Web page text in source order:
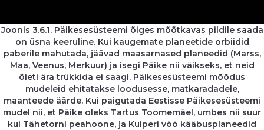
Joonis 3.6.1. Päikesesüsteemi õiges mõõtkavas pildile saada
on üsna keeruline. Kui kaugemate planeetide orbiidid
paberile mahutada, jäävad maasarnased planeedid (Marss,
Maa, Veenus, Merkuur) ja isegi Päike nii väikseks, et neid
õieti ära trükkida ei saagi. Päikesesüsteemi mõõdus
mudeleid ehitatakse loodusesse, matkaradadele,
maanteede äärde. Kui paigutada Eestisse Päikesesüsteemi
mudel nii, et Päike oleks Tartus Toomemäel, umbes nii suur
kui Tähetorni peahoone, ja Kuiperi vöö kääbusplaneedid